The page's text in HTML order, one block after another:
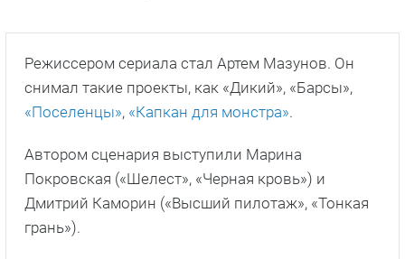
Режиссером сериала стал Артем Мазунов. Он
снимал такие проекты, как «Дикий», «Барсы»,
«Поселенцы», «Капкан для монстра».
Автором сценария выступили Марина
Покровская («Шелест», «Черная кровь») и
Дмитрий Каморин («Высший пилотаж», «Тонкая
грань»).